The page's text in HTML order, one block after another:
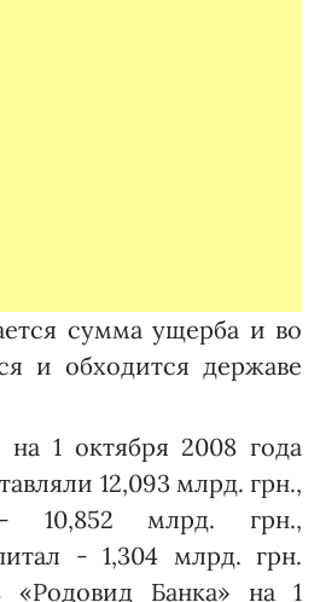
сумма ущерба и во
и обходится державе
1 октября 2008 года
12,093 млрд. грн.,
- 10,852 млрд. грн.,
- 1,304 млрд. грн.
«Родовид Банка» на 1